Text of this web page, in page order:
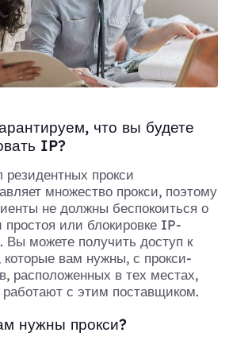
что вы будете
IP?
прокси
множество прокси, поэтому
не должны беспокоиться о
простоя или блокировке IP-
Вы можете получить доступ к
вам нужны, с прокси-
расположенных в тех местах,
работают с этим поставщиком.
нужны прокси?